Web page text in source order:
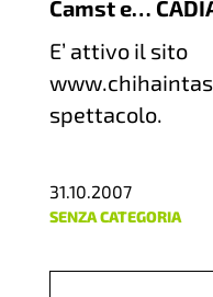
Camst e…
E’ attivo il sito
spettacolo.
31.10.2007
SENZA CATEGORIA